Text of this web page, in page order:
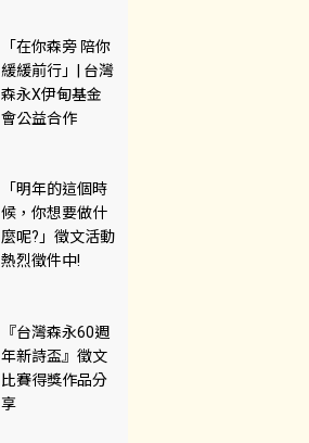
「在你森旁 陪你
緩緩前行」| 台灣
森永X伊甸基金
會公益合作
「明年的這個時
候，你想要做什
麼呢?」徵文活動
熱烈徵件中!
『台灣森永60週
年新詩盃』徵文
比賽得獎作品分
享